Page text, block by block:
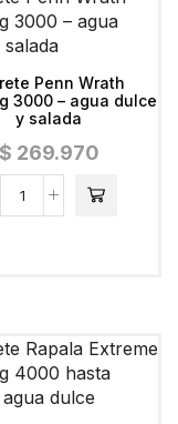
Penn Wrath
3000 – agua dulce
y salada
$ 269.970